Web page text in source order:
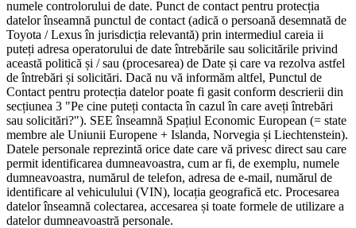
numele controlorului de date. Punct de contact pentru protecția
datelor înseamnă punctul de contact (adică o persoană desemnată de
Toyota / Lexus în jurisdicția relevantă) prin intermediul careia ii
puteți adresa operatorului de date întrebările sau solicitările privind
această politică și / sau (procesarea) de Date și care va rezolva astfel
de întrebări și solicitări. Dacă nu vă informăm altfel, Punctul de
Contact pentru protecția datelor poate fi gasit conform descrierii din
secțiunea 3 "Pe cine puteți contacta în cazul în care aveți întrebări
sau solicitări?"). SEE înseamnă Spațiul Economic European (= state
membre ale Uniunii Europene + Islanda, Norvegia și Liechtenstein).
Datele personale reprezintă orice date care vă privesc direct sau care
permit identificarea dumneavoastra, cum ar fi, de exemplu, numele
dumneavoastra, numărul de telefon, adresa de e-mail, numărul de
identificare al vehiculului (VIN), locația geografică etc. Procesarea
datelor înseamnă colectarea, accesarea și toate formele de utilizare a
datelor dumneavoastră personale.